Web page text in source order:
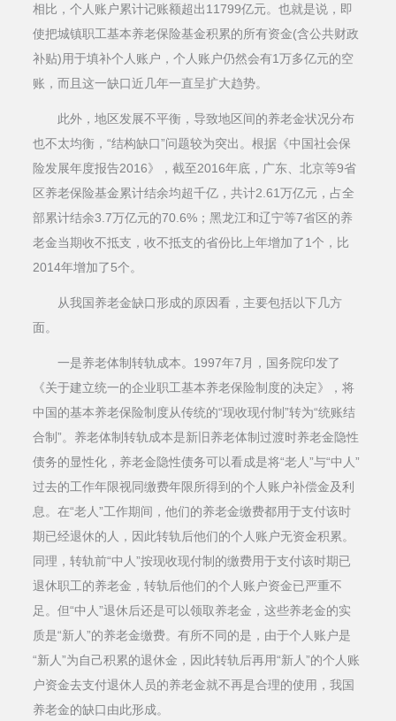
相比，个人账户累计记账额超出11799亿元。也就是说，即
使把城镇职工基本养老保险基金积累的所有资金(含公共财政
补贴)用于填补个人账户，个人账户仍然会有1万多亿元的空
账，而且这一缺口近几年一直呈扩大趋势。
此外，地区发展不平衡，导致地区间的养老金状况分布
也不太均衡，“结构缺口”问题较为突出。根据《中国社会保
险发展年度报告2016》，截至2016年底，广东、北京等9省
区养老保险基金累计结余均超千亿，共计2.61万亿元，占全
部累计结余3.7万亿元的70.6%；黑龙江和辽宁等7省区的养
老金当期收不抵支，收不抵支的省份比上年增加了1个，比
2014年增加了5个。
从我国养老金缺口形成的原因看，主要包括以下几方
面。
一是养老体制转轨成本。1997年7月，国务院印发了
《关于建立统一的企业职工基本养老保险制度的决定》，将
中国的基本养老保险制度从传统的“现收现付制”转为“统账结
合制”。养老体制转轨成本是新旧养老体制过渡时养老金隐性
债务的显性化，养老金隐性债务可以看成是将“老人”与“中人”
过去的工作年限视同缴费年限所得到的个人账户补偿金及利
息。在“老人”工作期间，他们的养老金缴费都用于支付该时
期已经退休的人，因此转轨后他们的个人账户无资金积累。
同理，转轨前“中人”按现收现付制的缴费用于支付该时期已
退休职工的养老金，转轨后他们的个人账户资金已严重不
足。但“中人”退休后还是可以领取养老金，这些养老金的实
质是“新人”的养老金缴费。有所不同的是，由于个人账户是
“新人”为自己积累的退休金，因此转轨后再用“新人”的个人账
户资金去支付退休人员的养老金就不再是合理的使用，我国
养老金的缺口由此形成。